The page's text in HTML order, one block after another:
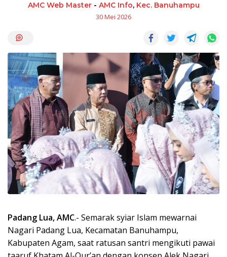
AMC Web Master- AMC Info, Kec. Banuhampu
30 Mei 2026
Padang Lua, AMC.- Semarak syiar Islam mewarnai
Nagari Padang Lua, Kecamatan Banuhampu,
Kabupaten Agam, saat ratusan santri mengikuti pawai